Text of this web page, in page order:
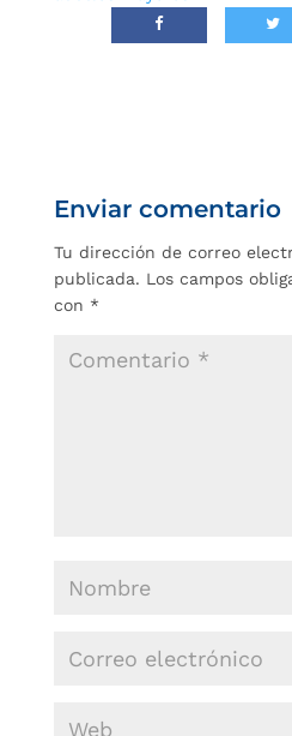
Enviar comentario
Tu dirección de correo
publicada. Los campos
con *